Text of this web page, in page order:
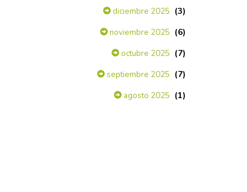
diciembre 2025 (3)
noviembre 2025 (6)
octubre 2025 (7)
septiembre 2025 (7)
agosto 2025 (1)